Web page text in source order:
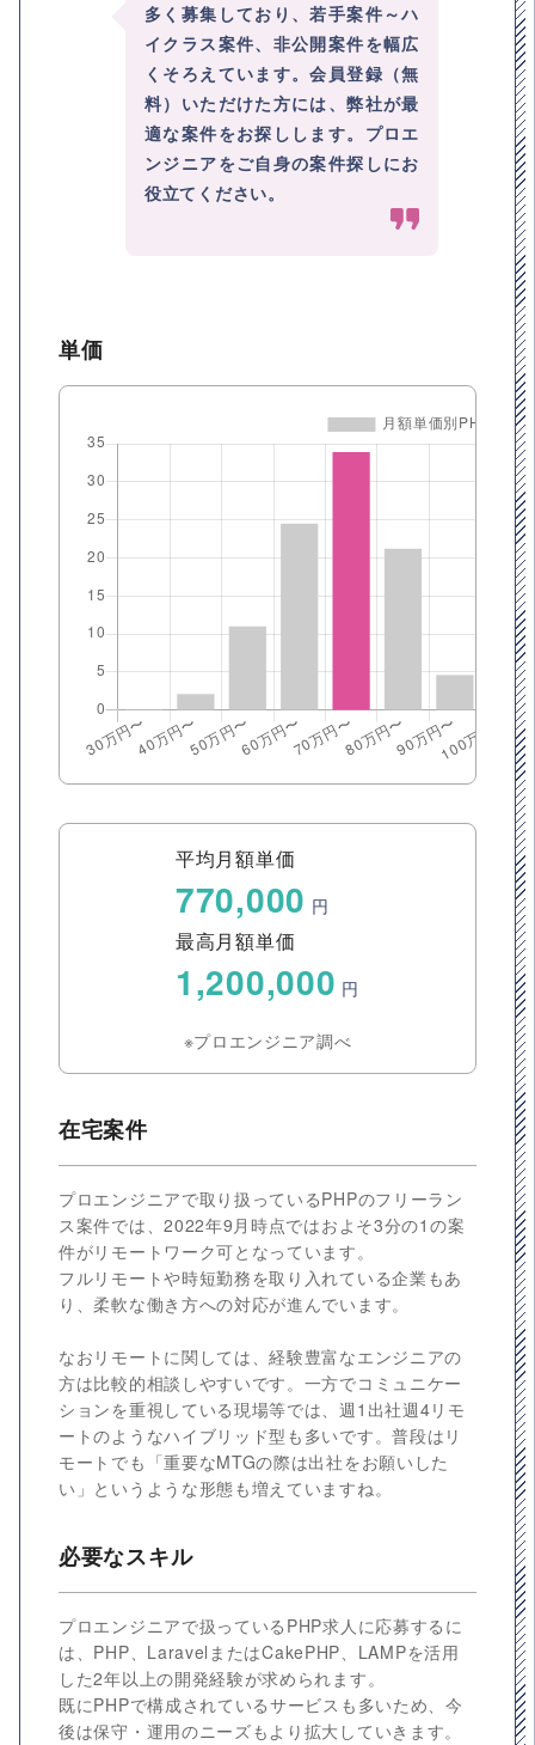
多く募集しており、若手案件～ハ
イクラス案件、非公開案件を幅広
くそろえています。会員登録（無
料）いただけた方には、弊社が最
適な案件をお探しします。プロエ
ンジニアをご自身の案件探しにお
役立てください。
単価
平均月額単価
770,000 円
最高月額単価
1,200,000 円
※プロエンジニア調べ
在宅案件
プロエンジニアで取り扱っているPHPのフリーラン
ス案件では、2022年9月時点ではおよそ3分の1の案
件がリモートワーク可となっています。
フルリモートや時短勤務を取り入れている企業もあ
り、柔軟な働き方への対応が進んでいます。
なおリモートに関しては、経験豊富なエンジニアの
方は比較的相談しやすいです。一方でコミュニケー
ションを重視している現場等では、週1出社週4リモ
ートのようなハイブリッド型も多いです。普段はリ
モートでも「重要なMTGの際は出社をお願いした
い」というような形態も増えていますね。
必要なスキル
プロエンジニアで扱っているPHP求人に応募するに
は、PHP、LaravelまたはCakePHP、LAMPを活用
した2年以上の開発経験が求められます。
既にPHPで構成されているサービスも多いため、今
後は保守・運用のニーズもより拡大していきます。